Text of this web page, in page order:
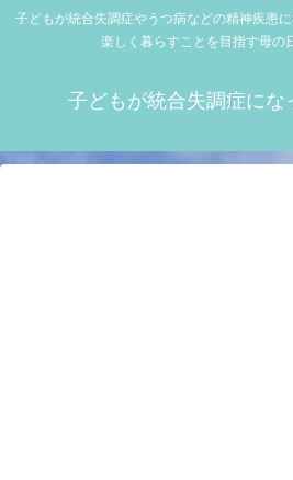
子どもが統合失調症やうつ病などの精神疾患
楽しく暮らすことを目指す母の
子どもが統合失調症にな